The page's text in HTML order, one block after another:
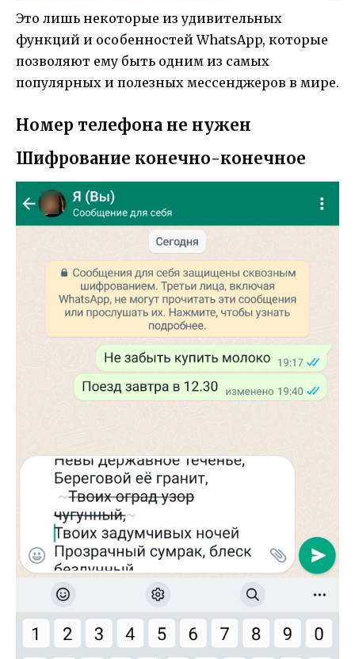
Это лишь некоторые из удивительных
функций и особенностей WhatsApp, которые
позволяют ему быть одним из самых
популярных и полезных мессенджеров в мире.
Номер телефона не нужен
Шифрование конечно-конечное